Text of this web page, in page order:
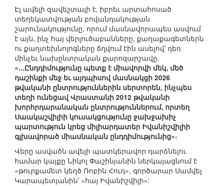
Էլ ավելի զավեշտալի է, իբրեւ արտահոսած
տեղեկատվության բովանդակության
շարունակությունը, որում մասնավորապես ասվում
է այն, ինչ հայ վերլուծաբանները, քաղաքագետներն
ու քաղտեխնոլոգները ճղվում էին ասելով՝ դեռ
մինչեւ նախընտրական քարոզարշավը.
«...Ընդդիմությունը պետք է միավորվի մեկ, մեծ
դաշինքի մեջ եւ այդպիսով մասնակցի 2026
թվականի ընտրություններին սերտորեն, ինչպես
տեղի ունեցավ Վրաստանի 2012 թվականի
խորհրդարանական ընտրություններում, որտեղ
Սաակաշվիլիի կուսակցությունը ջախջախիչ
պարտություն կրեց միլիարդատեր Իվանիշվիլիի
գլխավորած միասնական ընդդիմությունից»։
Վերը ասվածն ավելի պատկերավոր դարձնելու
համար կայքը Նիկոլ Փաշինյանին ներկայացնում է
«թուրքամետ կեղծ Ռոբին Հուդ», գործարար Սամվել
Կարապետյանին՝ «հայ Իվանիշվիլի»: